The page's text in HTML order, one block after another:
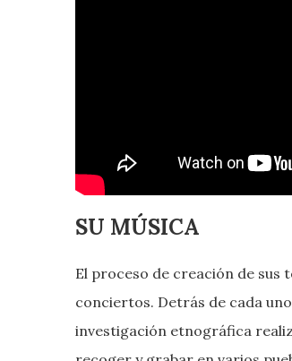
SU MÚSICA
El proceso de creación de sus
conciertos. Detrás de cada
investigación etnográfica